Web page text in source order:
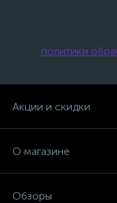
политики
Акции и скидки
О магазине
Обзоры